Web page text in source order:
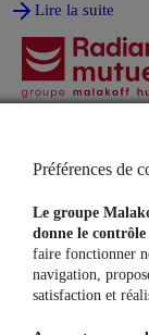
Lire la suite
Assurance Auto
Assurance Habitation
Mutuelle Santé
Prévoyance
Protection Juridique
Préférences de
Le groupe
donne le contrôle
faire fonctionner
navigation,
satisfaction et